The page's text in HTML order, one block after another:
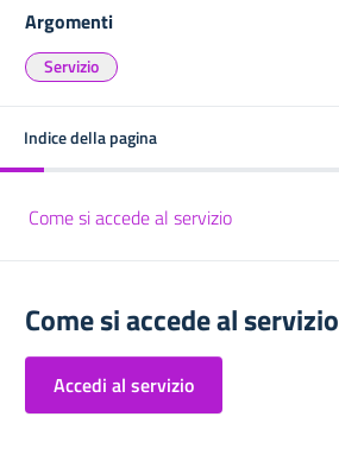
Argomenti
Servizio
Indice della pagina
Come si accede al servizio
Come si accede al servizio
Accedi al servizio